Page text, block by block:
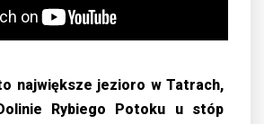
największe jezioro w Tatrach,
Rybiego Potoku u stóp